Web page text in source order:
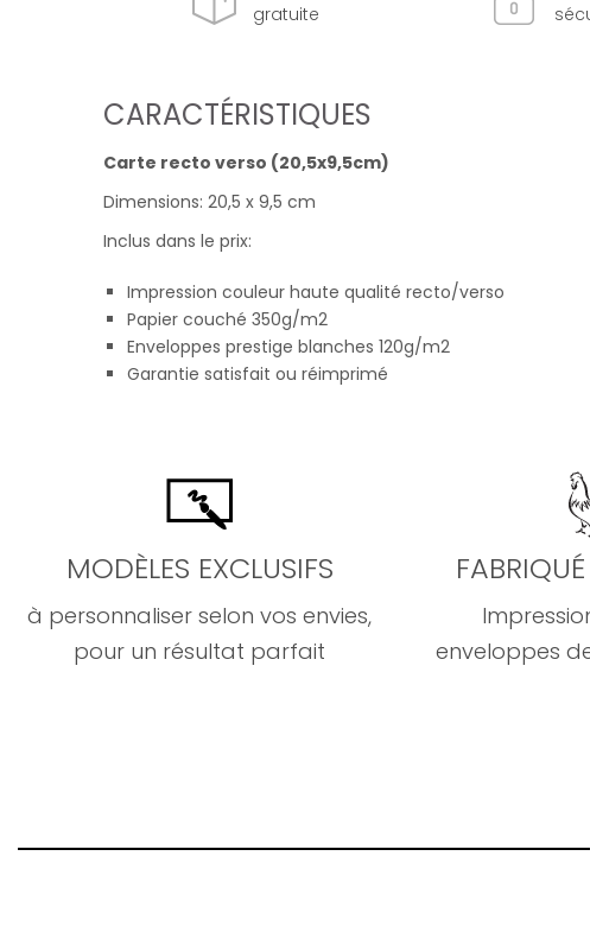
gratuite
CARACTÉRISTIQUES
Carte recto verso (20,5x9,5cm)
Dimensions: 20,5 x 9,5 cm
Inclus dans le prix:
Impression couleur haute qualité recto/verso
Papier couché 350g/m2
Enveloppes prestige blanches 120g/m2
Garantie satisfait ou réimprimé
MODÈLES EXCLUSIFS
à personnaliser selon vos envies,
pour un résultat parfait
enveloppes